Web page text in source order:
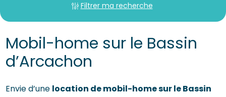
Filtrer ma recherche
Mobil-home sur le Bassin
d’Arcachon
Envie d’une location de mobil-home sur le Bassin